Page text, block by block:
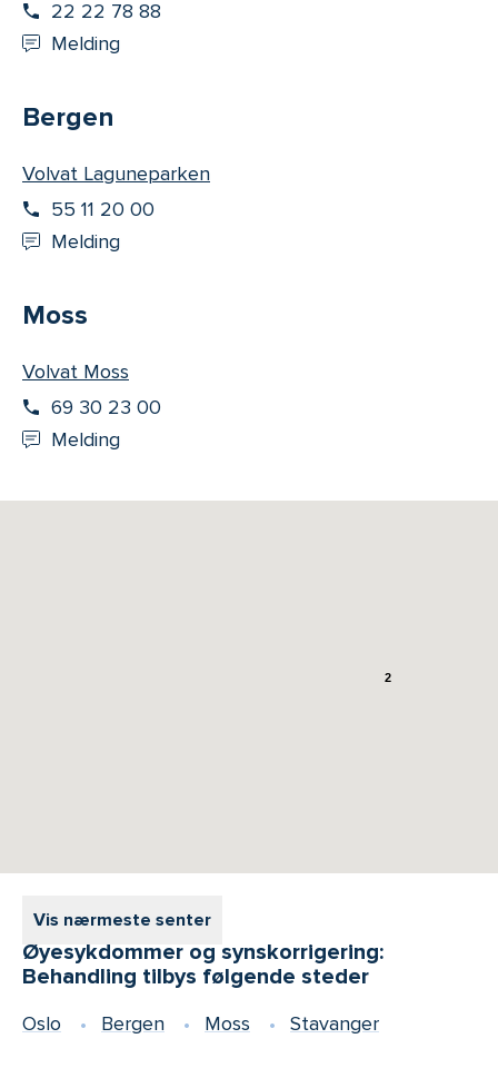
22 22 78 88
Melding
Bergen
Volvat Laguneparken
55 11 20 00
Melding
Moss
Volvat Moss
69 30 23 00
Melding
Vis nærmeste senter
2
Øyesykdommer og synskorrigering:
Behandling tilbys følgende steder
Oslo Bergen Moss Stavanger